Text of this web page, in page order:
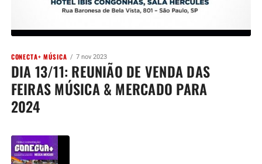
CONECTA+ MÚSICA 7 nov 2023
DIA 13/11: REUNIÃO DE VENDA DAS
FEIRAS MÚSICA & MERCADO PARA
2024